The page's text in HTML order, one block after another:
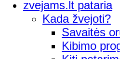
zvejams.lt pataria
Kada žvejoti?
Savaitės
Kibimo